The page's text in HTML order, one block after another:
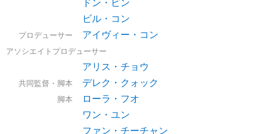
ビル・コン
プロデューサー アイヴィー・コン
アソシエイトプロデューサー
アリス・チョウ
共同監督・脚本 デレク・クォック
脚本
ローラ・フオ
ワン・ユン
ファン・チーチャン